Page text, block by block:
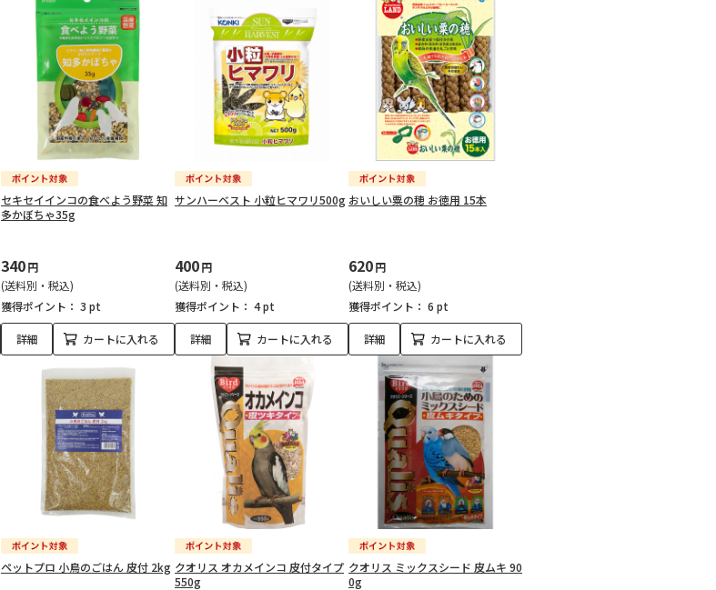
セキセイインコの食べよう野菜 知
多かぼちゃ35g
340円
(送料別・税込)
獲得ポイント： 3 pt
詳細 カートに入れる
サンハーベスト 小粒ヒマワリ500g
400円
(送料別・税込)
獲得ポイント： 4 pt
詳細 カートに入れる
おいしい粟の穂 お徳用 15本
620円
(送料別・税込)
獲得ポイント： 6 pt
詳細 カートに入れる
ペットプロ 小鳥のごはん 皮付 2kg クオリス オカメインコ 皮付タイプ
550g
クオリス ミックスシード 皮ムキ 90
0g